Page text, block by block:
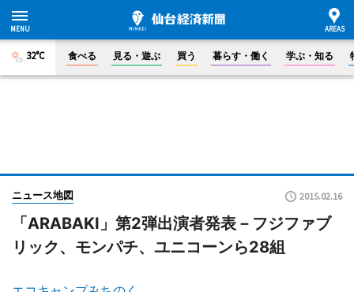
32°C 食べる 見る・遊ぶ 買う 暮らす・働く 学ぶ・知る
ニュース地図 2015.02.16
「ARABAKI」第2弾出演者発表－フジファブ
リック、モンパチ、ユニコーンら28組